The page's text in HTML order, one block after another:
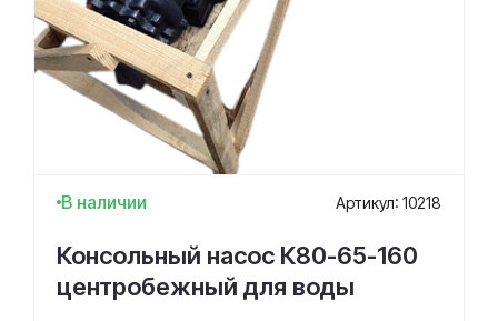
В наличии Артикул: 10218
Консольный насос К80-65-160
центробежный для воды